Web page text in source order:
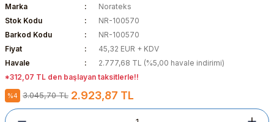
Marka
Norateks
Stok Kodu
NR-100570
Barkod Kodu
NR-100570
Fiyat
45,32 EUR + KDV
Havale
2.777,68 TL (%5,00 havale indirimi)
*312,07 TL den başlayan taksitlerle!!
%4 3.045,70 TL 2.923,87 TL